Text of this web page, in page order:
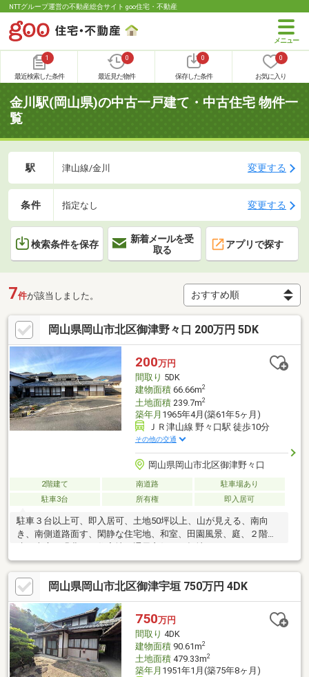
NTTグループ運営の不動産総合サイト goo住宅・不動産
1
最近検索した条件
0
最近見た物件
0
保存した条件
0
お気に入り
金川駅(岡山県)の中古一戸建て・中古住宅 物件一
覧
駅 津山線/金川 変更する
条件 指定なし 変更する
検索条件を保存
新着メールを受
取る
アプリで探す
7件が該当しました。
岡山県岡山市北区御津野々口 200万円 5DK
200万円
間取り 5DK
建物面積66.66m2
土地面積239.7m2
築年月 1965年4月(築61年5ヶ月)
ＪＲ津山線 野々口駅 徒歩10分
その他の交通
岡山県岡山市北区御津野々口
2階建て 南道路
駐車場あり
駐車3台
所有権 即入居可
駐車３台以上可、即入居可、土地50坪以上、山が見える、南向
き、南側道路面す、閑静な住宅地、和室、田園風景、庭、２階
岡山県岡山市北区御津宇垣 750万円 4DK
750万円
間取り 4DK
建物面積90.61m2
土地面積479.33m2
築年月 1951年1月(築75年8ヶ月)